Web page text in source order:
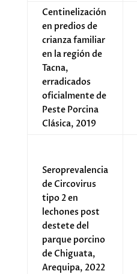
Centinelización
en predios de
crianza familiar
en la región de
Tacna,
erradicados
oficialmente de
Peste Porcina
Clásica, 2019
Seroprevalencia
de Circovirus
tipo 2 en
lechones post
destete del
parque porcino
de Chiguata,
Arequipa, 2022